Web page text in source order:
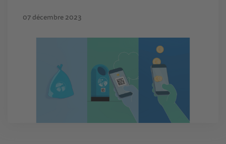
07 décembre 2023